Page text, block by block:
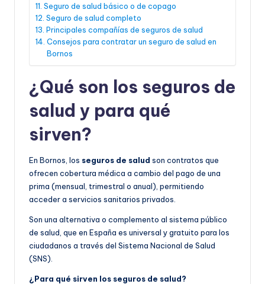
Seguro de salud básico o de copago
Seguro de salud completo
Principales compañías de seguros de salud
Consejos para contratar un seguro de salud en
Bornos
¿Qué son los seguros de
salud y para qué
sirven?
En Bornos, los seguros de salud son contratos que
ofrecen cobertura médica a cambio del pago de una
prima (mensual, trimestral o anual), permitiendo
acceder a servicios sanitarios privados.
Son una alternativa o complemento al sistema público
de salud, que en España es universal y gratuito para los
ciudadanos a través del Sistema Nacional de Salud
(SNS).
¿Para qué sirven los seguros de salud?